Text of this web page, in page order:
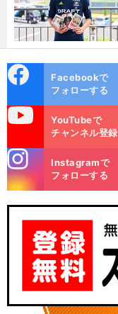
ok
Facebookで
フォローする
YouTubeで
チャンネル登録
m
Instagramで
フォローする